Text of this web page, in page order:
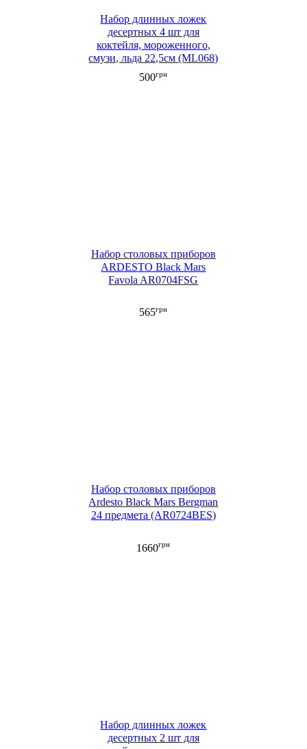
Набор длинных ложек
десертных 4 шт для
коктейля, мороженного,
смузи, льда 22,5см (ML068)
500грн
Набор столовых приборов
ARDESTO Black Mars
Favola AR0704FSG
565грн
Набор столовых приборов
Ardesto Black Mars Bergman
24 предмета (AR0724BES)
1660грн
Набор длинных ложек
десертных 2 шт для